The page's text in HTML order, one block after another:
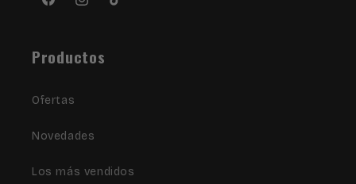
FacebookInstagram
TikTok
Productos
Ofertas
Novedades
Los más vendidos